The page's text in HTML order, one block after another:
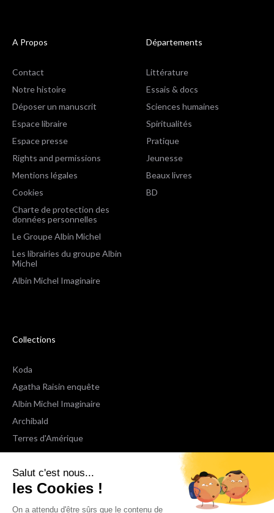
Salut c'est nous...
les Cookies !
On a attendu d'être sûrs que le contenu de
A Propos
Contact
Notre histoire
Déposer un manuscrit
Espace libraire
Espace presse
Rights and permissions
Mentions légales
Cookies
Charte de protection des
données personnelles
Le Groupe Albin Michel
Les librairies du groupe Albin
Michel
Albin Michel Imaginaire
Départements
Littérature
Essais & docs
Sciences humaines
Spiritualités
Pratique
Jeunesse
Beaux livres
BD
Collections
Koda
Agatha Raisin enquête
Albin Michel Imaginaire
Archibald
Terres d'Amérique
Espaces Libres Poche
NOX
Wiz
Voir toutes les collections